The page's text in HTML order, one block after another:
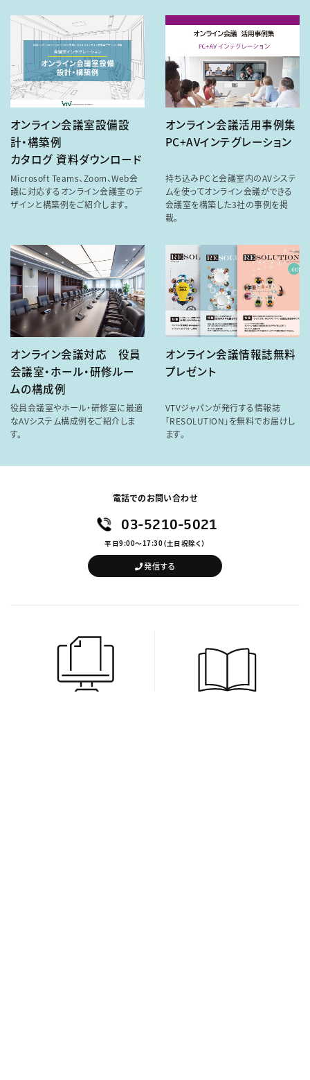
オンライン会議室設備設
計・構築例
カタログ 資料ダウンロード
Microsoft Teams、Zoom、Web会
議に対応するオンライン会議室のデ
ザインと構築例をご紹介します。
オンライン会議活用事例集
PC+AVインテグレーション
持ち込みPCと会議室内のAVシステ
ムを使ってオンライン会議ができる
会議室を構築した3社の事例を掲
載。
オンライン会議対応 役員
会議室・ホール・研修ルー
ムの構成例
役員会議室やホール・研修室に最適
なAVシステム構成例をご紹介しま
す。
オンライン会議情報誌無料
プレゼント
VTVジャパンが発行する情報誌
「RESOLUTION」を無料でお届けし
ます。
03-5210-5021
平日9:00～17:30（土日祝除く）
発信する
電話でのお問い合わせ